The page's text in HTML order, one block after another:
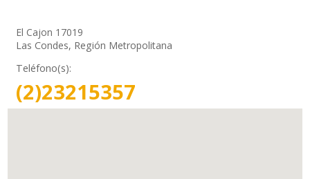
El Cajon 17019
Las Condes, Región Metropolitana
Teléfono(s):
(2)23215357